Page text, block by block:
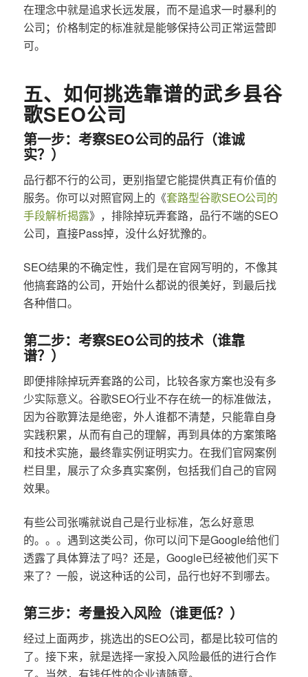
在理念中就是追求长远发展，而不是追求一时暴利的
公司；价格制定的标准就是能够保持公司正常运营即
可。
五、如何挑选靠谱的武乡县谷
歌SEO公司
第一步：考察SEO公司的品行（谁诚
实？）
品行都不行的公司，更别指望它能提供真正有价值的
服务。你可以对照官网上的《套路型谷歌SEO公司的
手段解析揭露》，排除掉玩弄套路，品行不端的SEO
公司，直接Pass掉，没什么好犹豫的。
SEO结果的不确定性，我们是在官网写明的，不像其
他搞套路的公司，开始什么都说的很美好，到最后找
各种借口。
第二步：考察SEO公司的技术（谁靠
谱？）
即便排除掉玩弄套路的公司，比较各家方案也没有多
少实际意义。谷歌SEO行业不存在统一的标准做法，
因为谷歌算法是绝密，外人谁都不清楚，只能靠自身
实践积累，从而有自己的理解，再到具体的方案策略
和技术实施，最终靠实例证明实力。在我们官网案例
栏目里，展示了众多真实案例，包括我们自己的官网
效果。
有些公司张嘴就说自己是行业标准，怎么好意思
的。。。遇到这类公司，你可以问下是Google给他们
透露了具体算法了吗？还是，Google已经被他们买下
来了？一般，说这种话的公司，品行也好不到哪去。
第三步：考量投入风险（谁更低？）
经过上面两步，挑选出的SEO公司，都是比较可信的
了。接下来，就是选择一家投入风险最低的进行合作